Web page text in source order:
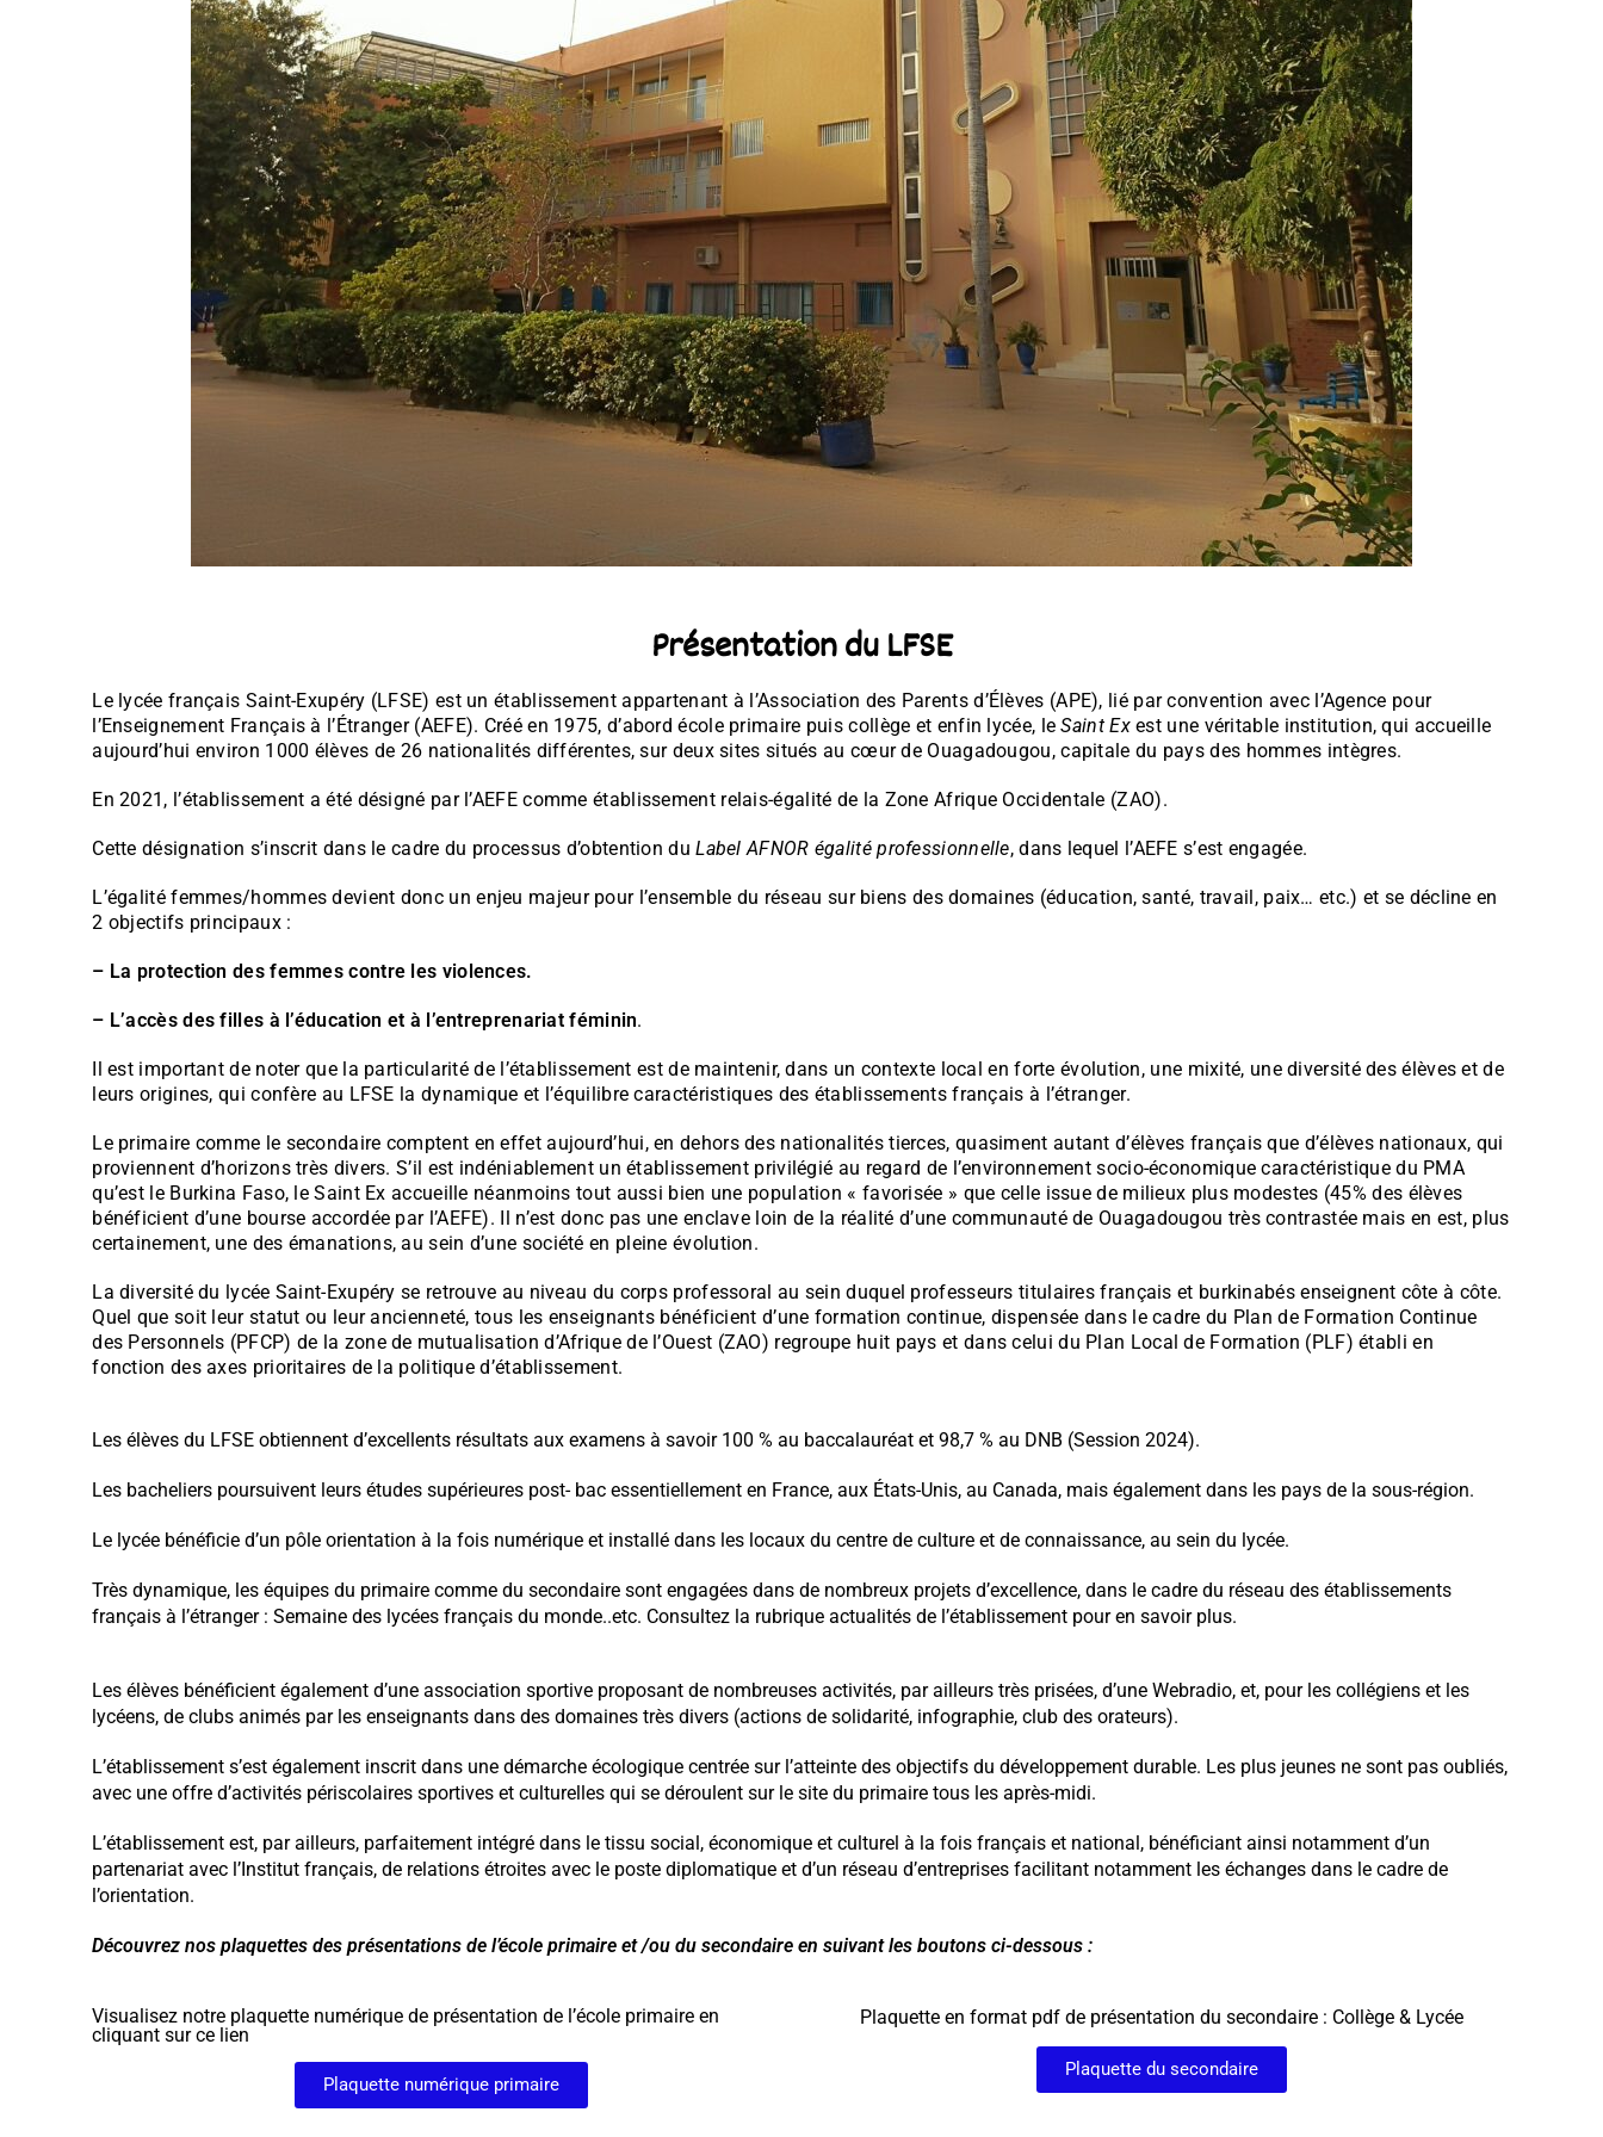
Présentation du LFSE
Le lycée français Saint-Exupéry (LFSE) est un établissement appartenant à l’Association des Parents d’Élèves (APE), lié par convention avec l’Agence pour
l’Enseignement Français à l’Étranger (AEFE). Créé en 1975, d’abord école primaire puis collège et enfin lycée, leSaint Exest une véritable institution, qui accueille
aujourd’hui environ 1000 élèves de 26 nationalités différentes, sur deux sites situés au cœur de Ouagadougou, capitale du pays des hommes intègres.
En 2021, l’établissement a été désigné par l’AEFE comme établissement relais-égalité de la Zone Afrique Occidentale (ZAO).
Cette désignation s’inscrit dans le cadre du processus d’obtention duLabel AFNOR égalité professionnelle, dans lequel l’AEFE s’est engagée.
L’égalité femmes/hommes devient donc un enjeu majeur pour l’ensemble du réseau sur biens des domaines (éducation, santé, travail, paix… etc.) et se décline en
2 objectifs principaux :
– La protection des femmes contre les violences.
– L’accès des filles à l’éducation et à l’entreprenariat féminin.
Il est important de noter que la particularité de l’établissement est de maintenir, dans un contexte local en forte évolution, une mixité, une diversité des élèves et de
leurs origines, qui confère au LFSE la dynamique et l’équilibre caractéristiques des établissements français à l’étranger.
Le primaire comme le secondaire comptent en effet aujourd’hui, en dehors des nationalités tierces, quasiment autant d’élèves français que d’élèves nationaux, qui
proviennent d’horizons très divers. S’il est indéniablement un établissement privilégié au regard de l’environnement socio-économique caractéristique du PMA
qu’est le Burkina Faso, le Saint Ex accueille néanmoins tout aussi bien une population « favorisée » que celle issue de milieux plus modestes (45% des élèves
bénéficient d’une bourse accordée par l’AEFE). Il n’est donc pas une enclave loin de la réalité d’une communauté de Ouagadougou très contrastée mais en est, plus
certainement, une des émanations, au sein d’une société en pleine évolution.
La diversité du lycée Saint-Exupéry se retrouve au niveau du corps professoral au sein duquel professeurs titulaires français et burkinabés enseignent côte à côte.
Quel que soit leur statut ou leur ancienneté, tous les enseignants bénéficient d’une formation continue, dispensée dans le cadre du Plan de Formation Continue
des Personnels (PFCP) de la zone de mutualisation d’Afrique de l’Ouest (ZAO) regroupe huit pays et dans celui du Plan Local de Formation (PLF) établi en
fonction des axes prioritaires de la politique d’établissement.
Les élèves du LFSE obtiennent d’excellents résultats aux examens à savoir 100 % au baccalauréat et 98,7 % au DNB (Session 2024).
Les bacheliers poursuivent leurs études supérieures post- bac essentiellement en France, aux États-Unis, au Canada, mais également dans les pays de la sous-région.
Le lycée bénéficie d’un pôle orientation à la fois numérique et installé dans les locaux du centre de culture et de connaissance, au sein du lycée.
Très dynamique, les équipes du primaire comme du secondaire sont engagées dans de nombreux projets d’excellence, dans le cadre du réseau des établissements
français à l’étranger : Semaine des lycées français du monde..etc. Consultez la rubrique actualités de l’établissement pour en savoir plus.
Les élèves bénéficient également d’une association sportive proposant de nombreuses activités, par ailleurs très prisées, d’une Webradio, et, pour les collégiens et les
lycéens, de clubs animés par les enseignants dans des domaines très divers (actions de solidarité, infographie, club des orateurs).
L’établissement s’est également inscrit dans une démarche écologique centrée sur l’atteinte des objectifs du développement durable. Les plus jeunes ne sont pas oubliés,
avec une offre d’activités périscolaires sportives et culturelles qui se déroulent sur le site du primaire tous les après-midi.
L’établissement est, par ailleurs, parfaitement intégré dans le tissu social, économique et culturel à la fois français et national, bénéficiant ainsi notamment d’un
partenariat avec l’Institut français, de relations étroites avec le poste diplomatique et d’un réseau d’entreprises facilitant notamment les échanges dans le cadre de
l’orientation.
Découvrez nos plaquettes des présentations de l’école primaire et /ou du secondaire en suivant les boutons ci-dessous :
Visualisez notre plaquette numérique de présentation de l’école primaire en
cliquant sur ce lien
Plaquette numérique primaire
Plaquette en format pdf de présentation du secondaire : Collège & Lycée
Plaquette du secondaire